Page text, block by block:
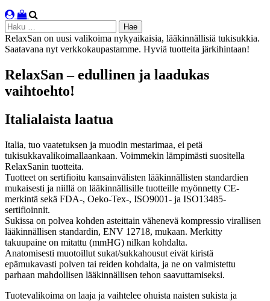
Haku:
RelaxSan on uusi valikoima nykyaikaisia, lääkinnällisiä tukisukkia.
Saatavana nyt verkkokaupastamme. Hyviä tuotteita järkihintaan!
RelaxSan – edullinen ja laadukas
vaihtoehto!
Italialaista laatua
Italia, tuo vaatetuksen ja muodin mestarimaa, ei petä
tukisukkavalikoimallaankaan. Voimmekin lämpimästi suositella
RelaxSanin tuotteita.
Tuotteet on sertifioitu kansainvälisten lääkinnällisten standardien
mukaisesti ja niillä on lääkinnällisille tuotteille myönnetty CE-
merkintä sekä FDA-, Oeko-Tex-, ISO9001- ja ISO13485-
sertifioinnit.
Sukissa on polvea kohden asteittain vähenevä kompressio virallisen
lääkinnällisen standardin, ENV 12718, mukaan. Merkitty
takuupaine on mitattu (mmHG) nilkan kohdalta.
Anatomisesti muotoillut sukat/sukkahousut eivät kiristä
epämukavasti polven tai reiden kohdalta, ja ne on valmistettu
parhaan mahdollisen lääkinnällisen tehon saavuttamiseksi.
Tuotevalikoima on laaja ja vaihtelee ohuista naisten sukista ja